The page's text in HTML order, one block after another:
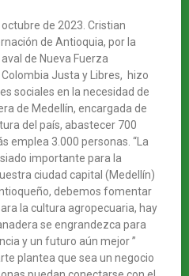
de 2023. Cristian
de Antioquia, por la
de Nueva Fuerza
Justa y Libres, hizo
sociales en la necesidad de
de Medellín, encargada de
del país, abastecer 700
emplea 3.000 personas. “La
importante para la
ciudad capital (Medellín)
debemos fomentar
la cultura agropecuaria, hay
se engrandezca para
y un futuro aún mejor ”
plantea que sea un negocio